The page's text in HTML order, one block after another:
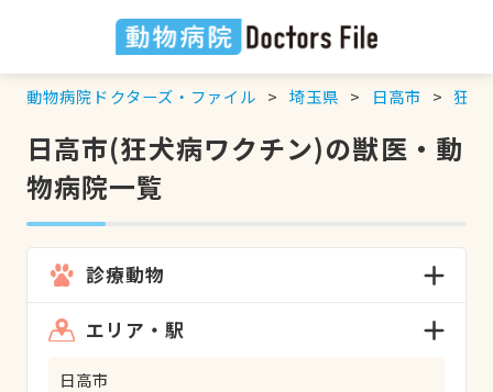
動物病院ドクターズ・ファイル 埼玉県 日高市 狂犬
日高市(狂犬病ワクチン)の獣医・動
物病院一覧
診療動物
エリア・駅
日高市